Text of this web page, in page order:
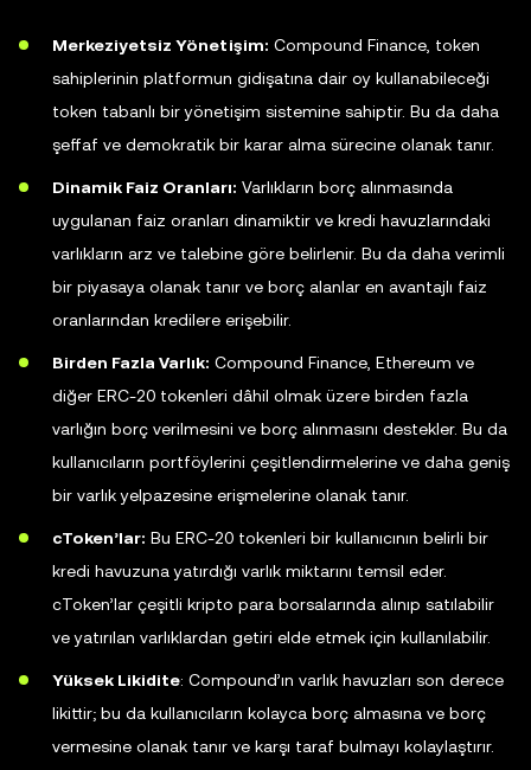
Merkeziyetsiz Yönetişim: Compound Finance, token
sahiplerinin platformun gidişatına dair oy kullanabileceği
token tabanlı bir yönetişim sistemine sahiptir. Bu da daha
şeffaf ve demokratik bir karar alma sürecine olanak tanır.
Dinamik Faiz Oranları: Varlıkların borç alınmasında
uygulanan faiz oranları dinamiktir ve kredi havuzlarındaki
varlıkların arz ve talebine göre belirlenir. Bu da daha verimli
bir piyasaya olanak tanır ve borç alanlar en avantajlı faiz
oranlarından kredilere erişebilir.
Birden Fazla Varlık: Compound Finance, Ethereum ve
diğer ERC-20 tokenleri dâhil olmak üzere birden fazla
varlığın borç verilmesini ve borç alınmasını destekler. Bu da
kullanıcıların portföylerini çeşitlendirmelerine ve daha geniş
bir varlık yelpazesine erişmelerine olanak tanır.
cToken’lar: Bu ERC-20 tokenleri bir kullanıcının belirli bir
kredi havuzuna yatırdığı varlık miktarını temsil eder.
cToken’lar çeşitli kripto para borsalarında alınıp satılabilir
ve yatırılan varlıklardan getiri elde etmek için kullanılabilir.
Yüksek Likidite: Compound’ın varlık havuzları son derece
likittir; bu da kullanıcıların kolayca borç almasına ve borç
vermesine olanak tanır ve karşı taraf bulmayı kolaylaştırır.